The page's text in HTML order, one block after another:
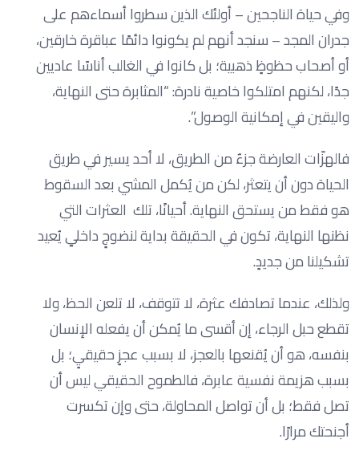
وفي حياة الناجحين – أولئك الذين سطروا أسماءهم على
جدران المجد – سنجد أنهم لم يكونوا دائمًا عباقرة خارقين،
أو أصحاب حظوظٍ ذهبية؛ بل كانوا في الغالب أناسًا عاديين
جدًا، لكنهم امتلكوا خاصية نادرة: “المثابرة حتى النهاية،
واليقين في إمكانية الوصول”.
فالهزّات العارضة جزءٌ من الطريق، لا أحد يسير في طريق
الحياة دون أن يتعثر، لكن من يُكمل المشي بعد السقوط
هو فقط من يستحق النهاية. أحيانًا، تلك العثرات التي
نظنها النهاية، تكون في الحقيقة بداية لنضوجٍ داخليٍ يُعيد
تشكيلنا من جديدٍ.
ولذلك، عندما تصادفك عثرة، لا تتوقف، لا تلعن الحظ، ولا
تقطع حبل الرجاء، إن أقسى ما يُمكن أن يفعله الإنسان
بنفسه، هو أن يُقنعها بالعجز، لا بسبب عجزٍ حقيقيٍ؛ بل
بسبب هزيمة نفسية عابرة، فالطموح الحقيقي ليس أن
تصل فقط؛ بل أن تواصل المحاولة، حتى وإن تكسرت
أجنحتك مرارًا.